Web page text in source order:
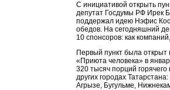
С инициативой открыть
депутат Госдумы РФ Ирек
поддержал идею Нэфис
обедов. На сегодняшний
10 спонсоров: как
Первый пункт была
«Приюта человека» в
320 тысяч порций
других городах
Агрызе, Бугульме,